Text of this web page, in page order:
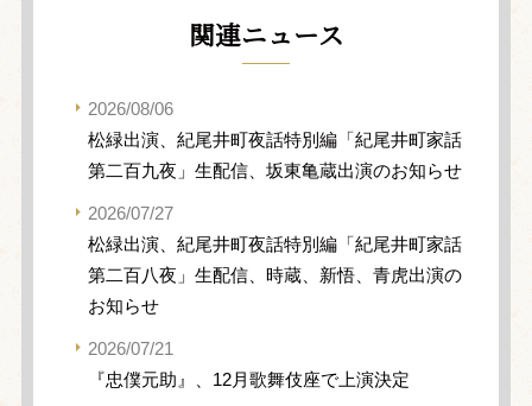
関連ニュース
2026/08/06
松緑出演、紀尾井町夜話特別編「紀尾井町家話
第二百九夜」生配信、坂東亀蔵出演のお知らせ
2026/07/27
松緑出演、紀尾井町夜話特別編「紀尾井町家話
第二百八夜」生配信、時蔵、新悟、青虎出演の
お知らせ
2026/07/21
『忠僕元助』、12月歌舞伎座で上演決定